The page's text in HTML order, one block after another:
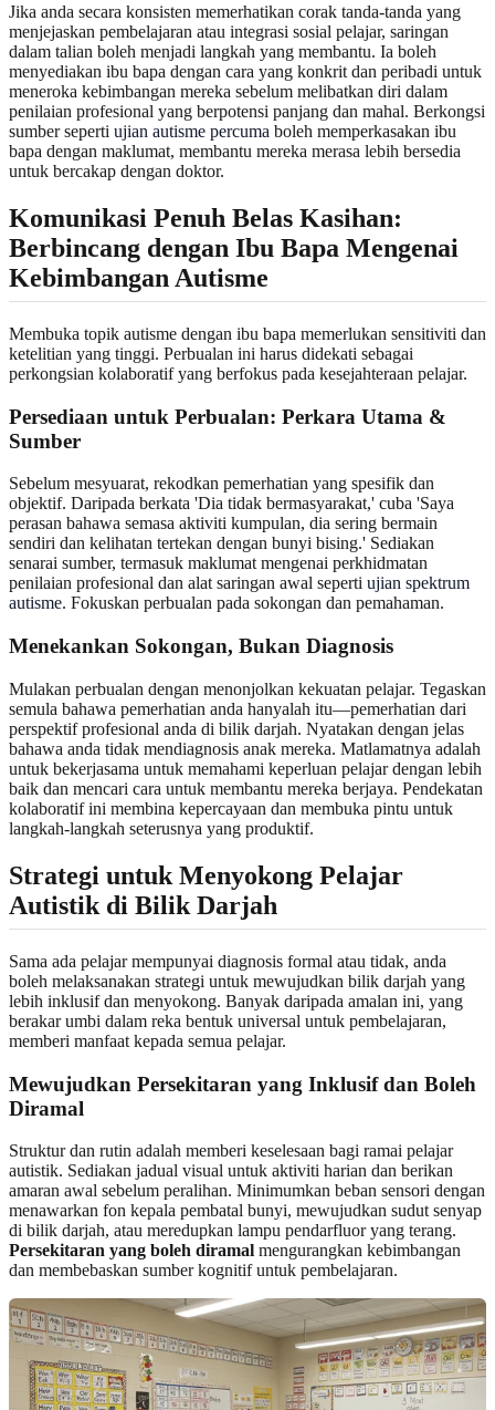
Jika anda secara konsisten memerhatikan corak tanda-tanda yang
menjejaskan pembelajaran atau integrasi sosial pelajar, saringan
dalam talian boleh menjadi langkah yang membantu. Ia boleh
menyediakan ibu bapa dengan cara yang konkrit dan peribadi untuk
meneroka kebimbangan mereka sebelum melibatkan diri dalam
penilaian profesional yang berpotensi panjang dan mahal. Berkongsi
sumber seperti ujian autisme percuma boleh memperkasakan ibu
bapa dengan maklumat, membantu mereka merasa lebih bersedia
untuk bercakap dengan doktor.
Komunikasi Penuh Belas Kasihan:
Berbincang dengan Ibu Bapa Mengenai
Kebimbangan Autisme
Membuka topik autisme dengan ibu bapa memerlukan sensitiviti dan
ketelitian yang tinggi. Perbualan ini harus didekati sebagai
perkongsian kolaboratif yang berfokus pada kesejahteraan pelajar.
Persediaan untuk Perbualan: Perkara Utama &
Sumber
Sebelum mesyuarat, rekodkan pemerhatian yang spesifik dan
objektif. Daripada berkata 'Dia tidak bermasyarakat,' cuba 'Saya
perasan bahawa semasa aktiviti kumpulan, dia sering bermain
sendiri dan kelihatan tertekan dengan bunyi bising.' Sediakan
senarai sumber, termasuk maklumat mengenai perkhidmatan
penilaian profesional dan alat saringan awal seperti ujian spektrum
autisme. Fokuskan perbualan pada sokongan dan pemahaman.
Menekankan Sokongan, Bukan Diagnosis
Mulakan perbualan dengan menonjolkan kekuatan pelajar. Tegaskan
semula bahawa pemerhatian anda hanyalah itu—pemerhatian dari
perspektif profesional anda di bilik darjah. Nyatakan dengan jelas
bahawa anda tidak mendiagnosis anak mereka. Matlamatnya adalah
untuk bekerjasama untuk memahami keperluan pelajar dengan lebih
baik dan mencari cara untuk membantu mereka berjaya. Pendekatan
kolaboratif ini membina kepercayaan dan membuka pintu untuk
langkah-langkah seterusnya yang produktif.
Strategi untuk Menyokong Pelajar
Autistik di Bilik Darjah
Sama ada pelajar mempunyai diagnosis formal atau tidak, anda
boleh melaksanakan strategi untuk mewujudkan bilik darjah yang
lebih inklusif dan menyokong. Banyak daripada amalan ini, yang
berakar umbi dalam reka bentuk universal untuk pembelajaran,
memberi manfaat kepada semua pelajar.
Mewujudkan Persekitaran yang Inklusif dan Boleh
Diramal
Struktur dan rutin adalah memberi keselesaan bagi ramai pelajar
autistik. Sediakan jadual visual untuk aktiviti harian dan berikan
amaran awal sebelum peralihan. Minimumkan beban sensori dengan
menawarkan fon kepala pembatal bunyi, mewujudkan sudut senyap
di bilik darjah, atau meredupkan lampu pendarfluor yang terang.
Persekitaran yang boleh diramal mengurangkan kebimbangan
dan membebaskan sumber kognitif untuk pembelajaran.